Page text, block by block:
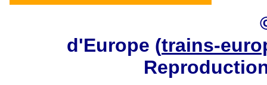
d'Europe (trains-